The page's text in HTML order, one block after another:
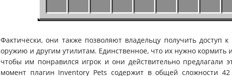
Фактически, они также позволяют владельцу получить доступ
оружию и другим утилитам. Единственное, что их нужно кормить
чтобы им понравился игрок и они действительно предлагали
момент плагин Inventory Pets содержит в общей сложности